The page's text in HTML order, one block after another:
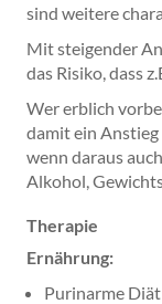
sind weitere
Mit steigender
das Risiko, dass
Wer erblich
damit ein
wenn daraus
Alkohol,
Therapie
Ernährung:
Purinarme